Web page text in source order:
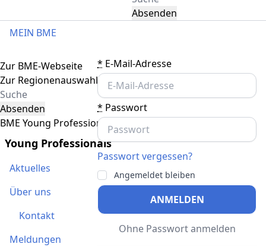
Absenden
MEIN BME
* E-Mail-Adresse
* Passwort
Passwort vergessen?
Angemeldet bleiben
ANMELDEN
Ohne Passwort anmelden
Toggle navigation
Zur BME-Webseite
Zur Regionenauswahl
Absenden
BME Young Professionals
Young Professionals
Aktuelles
Über uns
Kontakt
Meldungen